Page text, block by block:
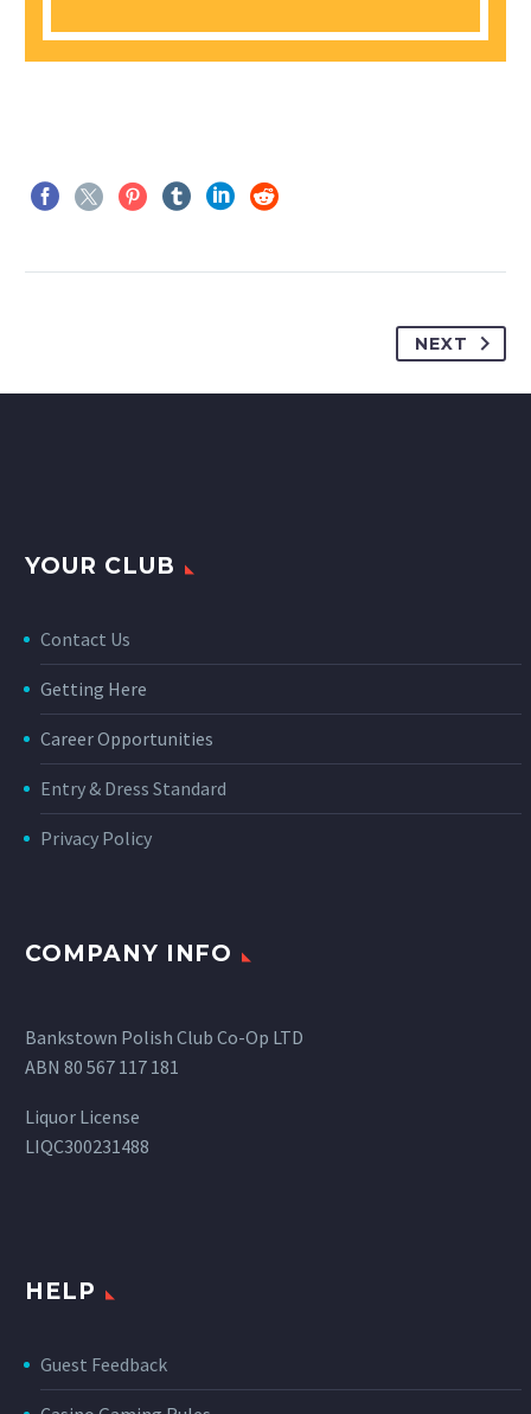
NEXT
YOUR CLUB
Contact Us
Getting Here
Career Opportunities
Entry & Dress Standard
Privacy Policy
COMPANY INFO
Bankstown Polish Club Co-Op LTD
ABN 80 567 117 181
Liquor License
LIQC300231488
HELP
Guest Feedback